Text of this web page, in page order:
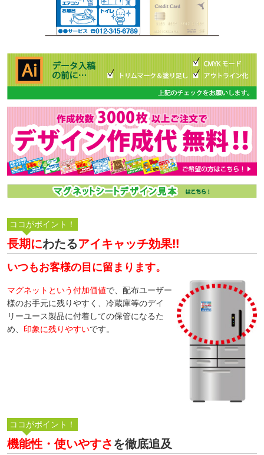
長期にわたるアイキャッチ効果!!
いつもお客様の目に留まります。
マグネットという付加価値で、配布ユーザー
様のお手元に残りやすく、冷蔵庫等のデイ
リーユース製品に付着しての保管になるた
め、 印象に残りやすいです。
機能性・使いやすさ を徹底追及